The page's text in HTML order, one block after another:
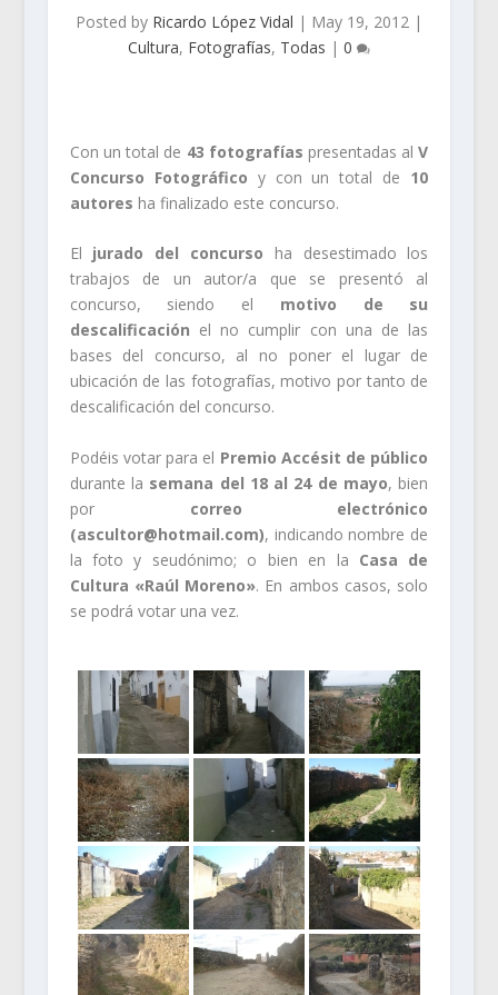
Posted by Ricardo López Vidal | May 19, 2012|
Cultura, Fotografías, Todas | 0
Con un total de 43 fotografías presentadas alV
Concurso Fotográfico y con un total de 10
autores ha finalizado este concurso.
El jurado del concurso ha desestimado los
trabajos de un autor/a que se presentó al
concurso, siendo el motivo de su
descalificación el no cumplir con una de las
bases del concurso, al no poner el lugar de
ubicación de las fotografías, motivo por tanto de
descalificación del concurso.
Podéis votar para el Premio Accésit de público
durante la semana del 18 al 24 de mayo, bien
por correo electrónico
(ascultor@hotmail.com), indicando nombre de
la foto y seudónimo; o bien en la Casa de
Cultura «Raúl Moreno». En ambos casos, solo
se podrá votar una vez.